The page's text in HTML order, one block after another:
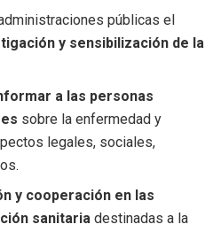
públicas el
y sensibilización de la
a las personas
sobre la enfermedad y
legales, sociales,
y cooperación en las
sanitaria destinadas a la